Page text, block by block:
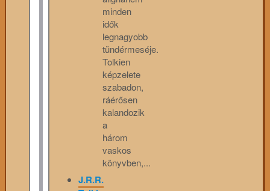
minden
idők
legnagyobb
tündérmeséje.
Tolkien
képzelete
szabadon,
ráérősen
kalandozik
a
három
vaskos
könyvben,...
J.R.R.